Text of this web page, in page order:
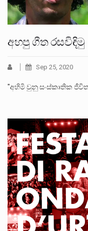
අහපු ගීත රසවිඳිමු
Sep 25, 2020
"අහිමි වුනු සංස්කෘතික